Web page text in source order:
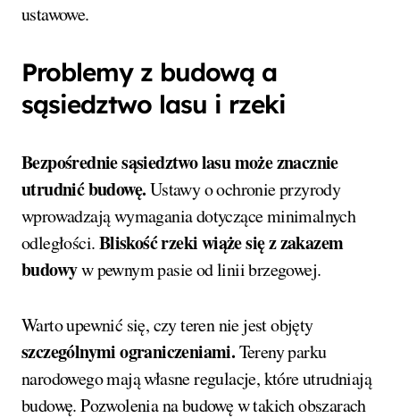
ustawowe.
Problemy z budową a
sąsiedztwo lasu i rzeki
Bezpośrednie sąsiedztwo lasu może znacznie
utrudnić budowę.Ustawy o ochronie przyrody
wprowadzają wymagania dotyczące minimalnych
odległości.Bliskość rzeki wiąże się z zakazem
budowyw pewnym pasie od linii brzegowej.
Warto upewnić się, czy teren nie jest objęty
szczególnymi ograniczeniami.Tereny parku
narodowego mają własne regulacje, które utrudniają
budowę. Pozwolenia na budowę w takich obszarach